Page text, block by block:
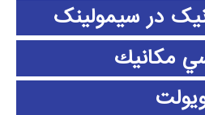
در سیمولینک
مكانيك